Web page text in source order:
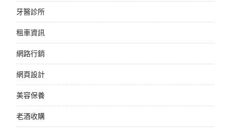
牙醫診所
租車資訊
網路行銷
網頁設計
美容保養
老酒收購